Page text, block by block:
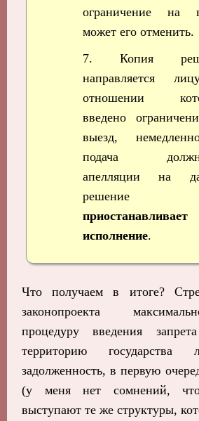
ограничение на
может его отменить.
7. Копия
направляется
отношении
введено
выезд,
подача
апелляции на
исполнение.
Что получаем в итоге?
законопроекта
процедуру введения
территорию
задолженность, в первую
(у меня нет сомнений, что
выступают те же структуры,